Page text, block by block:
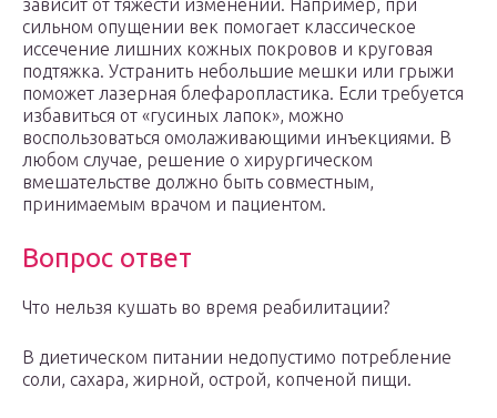
зависит от тяжести изменений. Например, при
сильном опущении век помогает классическое
иссечение лишних кожных покровов и круговая
подтяжка. Устранить небольшие мешки или грыжи
поможет лазерная блефаропластика. Если требуется
избавиться от «гусиных лапок», можно
воспользоваться омолаживающими инъекциями. В
любом случае, решение о хирургическом
вмешательстве должно быть совместным,
принимаемым врачом и пациентом.
Вопрос ответ
Что нельзя кушать во время реабилитации?
В диетическом питании недопустимо потребление
соли, сахара, жирной, острой, копченой пищи.